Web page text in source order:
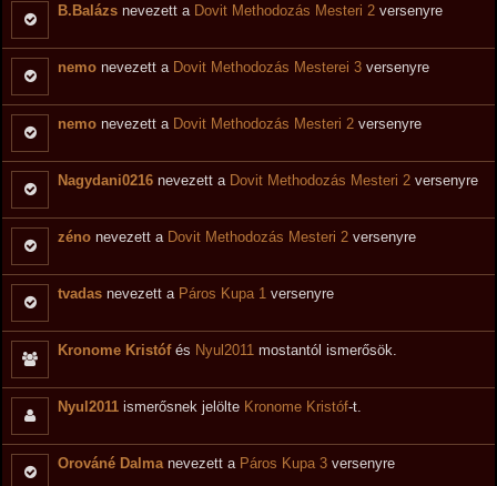
B.Balázs nevezett a Dovit Methodozás Mesteri 2 versenyre
nemo nevezett a Dovit Methodozás Mesterei 3 versenyre
nemo nevezett a Dovit Methodozás Mesteri 2 versenyre
Nagydani0216 nevezett a Dovit Methodozás Mesteri 2 versenyre
zéno nevezett a Dovit Methodozás Mesteri 2 versenyre
tvadas nevezett a Páros Kupa 1 versenyre
Kronome Kristófés Nyul2011 mostantól ismerősök.
Nyul2011 ismerősnek jelölte Kronome Kristóf-t.
Orováné Dalma nevezett a Páros Kupa 3 versenyre